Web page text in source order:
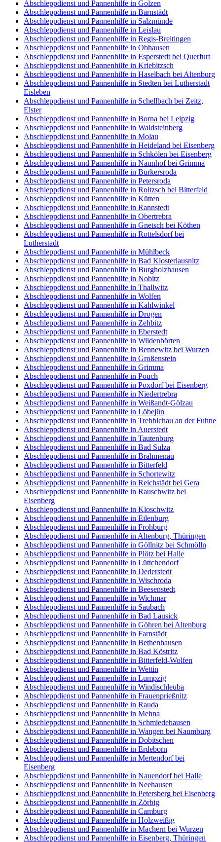
Abschleppdienst und Pannenhilfe in Golzen
Abschleppdienst und Pannenhilfe in Barnstädt
Abschleppdienst und Pannenhilfe in Salzmünde
Abschleppdienst und Pannenhilfe in Leislau
Abschleppdienst und Pannenhilfe in Regis-Breitingen
Abschleppdienst und Pannenhilfe in Obhausen
Abschleppdienst und Pannenhilfe in Esperstedt bei Querfurt
Abschleppdienst und Pannenhilfe in Kriebitzsch
Abschleppdienst und Pannenhilfe in Haselbach bei Altenburg
Abschleppdienst und Pannenhilfe in Stedten bei Lutherstadt
Eisleben
Abschleppdienst und Pannenhilfe in Schellbach bei Zeitz,
Elster
Abschleppdienst und Pannenhilfe in Borna bei Leipzig
Abschleppdienst und Pannenhilfe in Waldsteinberg
Abschleppdienst und Pannenhilfe in Molau
Abschleppdienst und Pannenhilfe in Heideland bei Eisenberg
Abschleppdienst und Pannenhilfe in Schkölen bei Eisenberg
Abschleppdienst und Pannenhilfe in Naunhof bei Grimma
Abschleppdienst und Pannenhilfe in Burkersroda
Abschleppdienst und Pannenhilfe in Petersroda
Abschleppdienst und Pannenhilfe in Roitzsch bei Bitterfeld
Abschleppdienst und Pannenhilfe in Kütten
Abschleppdienst und Pannenhilfe in Rannstedt
Abschleppdienst und Pannenhilfe in Obertrebra
Abschleppdienst und Pannenhilfe in Gnetsch bei Köthen
Abschleppdienst und Pannenhilfe in Rottelsdorf bei
Lutherstadt
Abschleppdienst und Pannenhilfe in Mühlbeck
Abschleppdienst und Pannenhilfe in Bad Klosterlausnitz
Abschleppdienst und Pannenhilfe in Burgholzhausen
Abschleppdienst und Pannenhilfe in Nobitz
Abschleppdienst und Pannenhilfe in Thallwitz
Abschleppdienst und Pannenhilfe in Wolfen
Abschleppdienst und Pannenhilfe in Kahlwinkel
Abschleppdienst und Pannenhilfe in Drogen
Abschleppdienst und Pannenhilfe in Zehbitz
Abschleppdienst und Pannenhilfe in Eberstedt
Abschleppdienst und Pannenhilfe in Wildenbörten
Abschleppdienst und Pannenhilfe in Bennewitz bei Wurzen
Abschleppdienst und Pannenhilfe in Großenstein
Abschleppdienst und Pannenhilfe in Grimma
Abschleppdienst und Pannenhilfe in Pouch
Abschleppdienst und Pannenhilfe in Poxdorf bei Eisenberg
Abschleppdienst und Pannenhilfe in Niedertrebra
Abschleppdienst und Pannenhilfe in Weißandt-Gölzau
Abschleppdienst und Pannenhilfe in Löbejün
Abschleppdienst und Pannenhilfe in Trebbichau an der Fuhne
Abschleppdienst und Pannenhilfe in Auerstedt
Abschleppdienst und Pannenhilfe in Tautenburg
Abschleppdienst und Pannenhilfe in Bad Sulza
Abschleppdienst und Pannenhilfe in Brahmenau
Abschleppdienst und Pannenhilfe in Bitterfeld
Abschleppdienst und Pannenhilfe in Schortewitz
Abschleppdienst und Pannenhilfe in Reichstädt bei Gera
Abschleppdienst und Pannenhilfe in Rauschwitz bei
Eisenberg
Abschleppdienst und Pannenhilfe in Kloschwitz
Abschleppdienst und Pannenhilfe in Eilenburg
Abschleppdienst und Pannenhilfe in Frohburg
Abschleppdienst und Pannenhilfe in Altenburg, Thüringen
Abschleppdienst und Pannenhilfe in Göllnitz bei Schmölln
Abschleppdienst und Pannenhilfe in Plötz bei Halle
Abschleppdienst und Pannenhilfe in Lüttchendorf
Abschleppdienst und Pannenhilfe in Dederstedt
Abschleppdienst und Pannenhilfe in Wischroda
Abschleppdienst und Pannenhilfe in Beesenstedt
Abschleppdienst und Pannenhilfe in Wichmar
Abschleppdienst und Pannenhilfe in Saubach
Abschleppdienst und Pannenhilfe in Bad Lausick
Abschleppdienst und Pannenhilfe in Göhren bei Altenburg
Abschleppdienst und Pannenhilfe in Farnstädt
Abschleppdienst und Pannenhilfe in Bethenhausen
Abschleppdienst und Pannenhilfe in Bad Köstritz
Abschleppdienst und Pannenhilfe in Bitterfeld-Wolfen
Abschleppdienst und Pannenhilfe in Wettin
Abschleppdienst und Pannenhilfe in Lumpzig
Abschleppdienst und Pannenhilfe in Windischleuba
Abschleppdienst und Pannenhilfe in Frauenprießnitz
Abschleppdienst und Pannenhilfe in Rauda
Abschleppdienst und Pannenhilfe in Mehna
Abschleppdienst und Pannenhilfe in Schmiedehausen
Abschleppdienst und Pannenhilfe in Wangen bei Naumburg
Abschleppdienst und Pannenhilfe in Dobitschen
Abschleppdienst und Pannenhilfe in Erdeborn
Abschleppdienst und Pannenhilfe in Mertendorf bei
Eisenberg
Abschleppdienst und Pannenhilfe in Nauendorf bei Halle
Abschleppdienst und Pannenhilfe in Neehausen
Abschleppdienst und Pannenhilfe in Petersberg bei Eisenberg
Abschleppdienst und Pannenhilfe in Zörbig
Abschleppdienst und Pannenhilfe in Camburg
Abschleppdienst und Pannenhilfe in Holzweißig
Abschleppdienst und Pannenhilfe in Machern bei Wurzen
Abschleppdienst und Pannenhilfe in Eisenberg, Thüringen